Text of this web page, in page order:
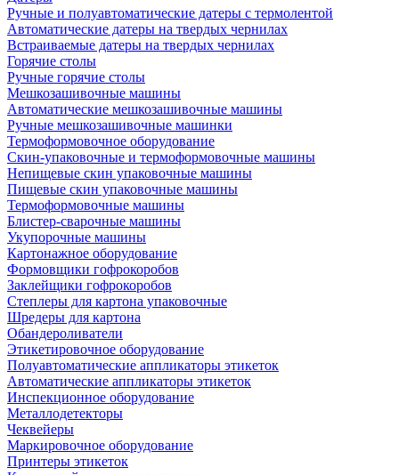
Ручные и полуавтоматические датеры с термолентой
Автоматические датеры на твердых чернилах
Встраиваемые датеры на твердых чернилах
Горячие столы
Ручные горячие столы
Мешкозашивочные машины
Автоматические мешкозашивочные машины
Ручные мешкозашивочные машинки
Термоформовочное оборудование
Скин-упаковочные и термоформовочные машины
Непищевые скин упаковочные машины
Пищевые скин упаковочные машины
Термоформовочные машины
Блистер-сварочные машины
Укупорочные машины
Картонажное оборудование
Формовщики гофрокоробов
Заклейщики гофрокоробов
Степлеры для картона упаковочные
Шредеры для картона
Обандероливатели
Этикетировочное оборудование
Полуавтоматические аппликаторы этикеток
Автоматические аппликаторы этикеток
Инспекционное оборудование
Металлодетекторы
Чеквейеры
Маркировочное оборудование
Принтеры этикеток